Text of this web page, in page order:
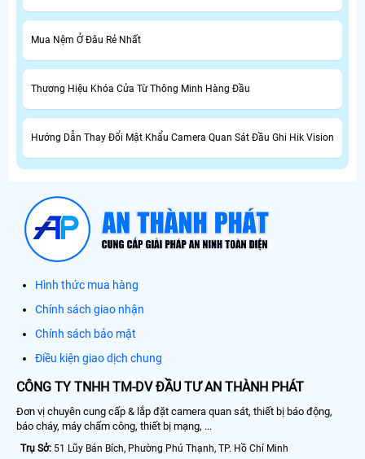
Mua Nệm Ở Đâu Rẻ Nhất
Thương Hiệu Khóa Cửa Từ Thông Minh Hàng Đầu
Hướng Dẫn Thay Đổi Mật Khẩu Camera Quan Sát Đầu Ghi Hik Vision
Hình thức mua hàng
Chính sách giao nhận
Chính sách bảo mật
Điều kiện giao dịch chung
CÔNG TY TNHH TM-DV ĐẦU TƯ AN THÀNH PHÁT
Đơn vị chuyên cung cấp & lắp đặt camera quan sát, thiết bị báo động,
báo cháy, máy chấm công, thiết bị mạng, ...
Trụ Sở: 51 Lũy Bán Bích, Phường Phú Thạnh, TP. Hồ Chí Minh